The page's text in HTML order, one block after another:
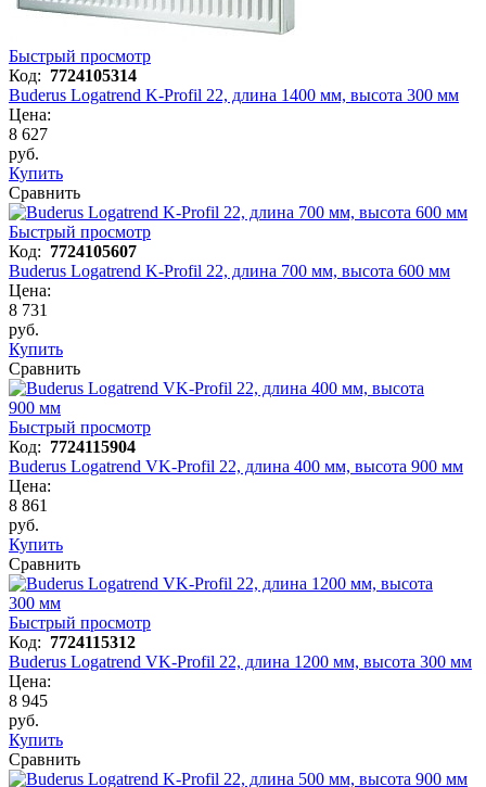
Быстрый просмотр
Код: 7724105314
Buderus Logatrend K-Profil 22, длина 1400 мм, высота 300 мм
Цена:
8 627
руб.
Купить
Сравнить
Быстрый просмотр
Код: 7724105607
Buderus Logatrend K-Profil 22, длина 700 мм, высота 600 мм
Цена:
8 731
руб.
Купить
Сравнить
Быстрый просмотр
Код: 7724115904
Buderus Logatrend VK-Profil 22, длина 400 мм, высота 900 мм
Цена:
8 861
руб.
Купить
Сравнить
Быстрый просмотр
Код: 7724115312
Buderus Logatrend VK-Profil 22, длина 1200 мм, высота 300 мм
Цена:
8 945
руб.
Купить
Сравнить